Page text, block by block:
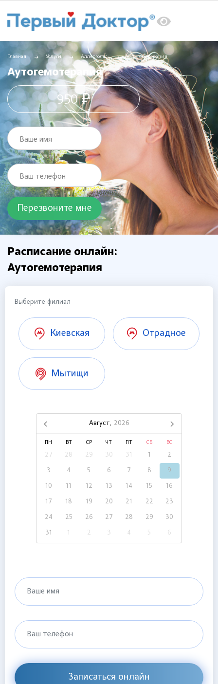
Главная Услуги Аллерголог Аутогемотерапия
Аутогемотерапия
950 ₽
Ваше имя
Ваш телефон
Расписание онлайн:
Аутогемотерапия
Выберите филиал
Киевская Отрадное
Мытищи
Август, 2026
ПН ВТ СР ЧТ СБ ВС
27 28 29 30 31 1 2
3 4 5 6 7 8 9
10 11 12 13 14 15 16
17 18 19 20 21 22 23
24 25 26 27 28 29 30
31 1 2 3 4 5 6
Ваше имя
Ваш телефон
Записаться онлайн